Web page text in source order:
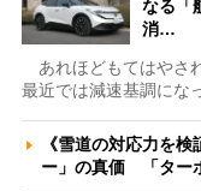
なる「
消…
あれほどもてはやさ
最近では減速基調にな
《雪道の対応力を
ー」の真価 「ター